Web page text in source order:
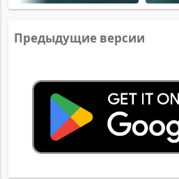
Предыдущие версии